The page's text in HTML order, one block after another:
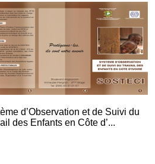
d’Observation et de Suivi du
des Enfants en Côte d’...